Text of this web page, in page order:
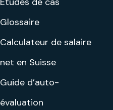
Glossaire
Calculateur de salaire
net en Suisse
Guide d’auto-
évaluation